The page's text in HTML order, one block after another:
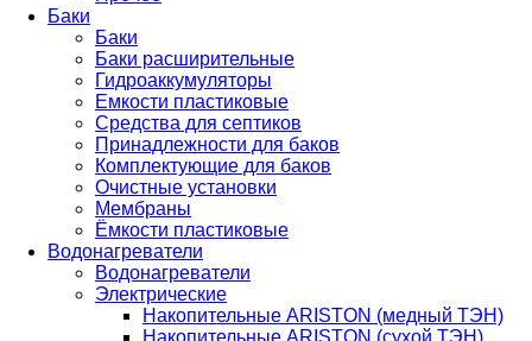
Баки
Баки
Баки расширительные
Гидроаккумуляторы
Емкости пластиковые
Средства для септиков
Принадлежности для баков
Комплектующие для баков
Очистные установки
Мембраны
Ёмкости пластиковые
Водонагреватели
Водонагреватели
Электрические
Накопительные ARISTON (медный ТЭН)